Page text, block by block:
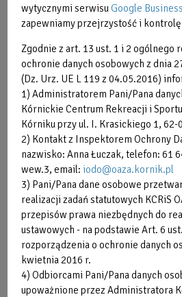
Organizacja imprez
Park Wodny Jump & Fun
Wynajem wiat z ogniskiem
Morsowanie
Lodowisko
Kontakt
Morsowanie
wytycznymi serwisuGoogle
zapewniamy przejrzystość i kontrolę
Zgodnie z art. 13 ust. 1 i 2 ogólnego
ochronie danych osobowych z dnia
(Dz. Urz. UE L 119 z 04.05.2016)
1) Administratorem Pani/Pana
Kórnickie Centrum Rekreacji i
Kórniku przy ul. I. Krasickiego 1, 62-
2) Kontakt z Inspektorem Ochrony
nazwisko: Anna Łuczak, telefon: 61
wew.3, email: iodo@oaza.kornik.pl
3) Pani/Pana dane osobowe
realizacji zadań statutowych KCRiS
przepisów prawa niezbędnych do
ustawowych - na podstawie Art. 6
rozporządzenia o ochronie danych
kwietnia 2016 r.
4) Odbiorcami Pani/Pana danych
upoważnione przez Administratora